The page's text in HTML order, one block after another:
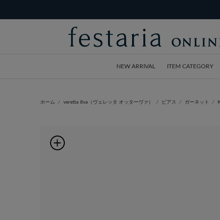
NEW ARRIVAL ITEM CATEGORY
ホーム veretta 8va（ヴェレッタ オッターヴァ） ピアス ガーネット